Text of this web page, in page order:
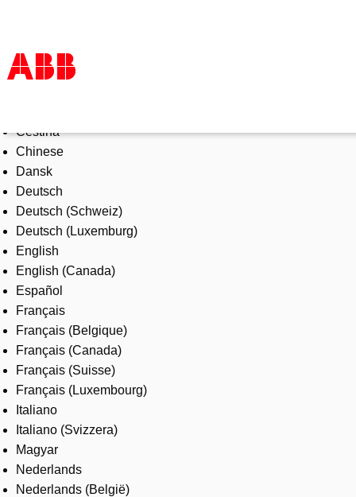
Products & Solutions
Industries
Services
About us
Where to buy
Contact us
Careers
Čeština
Chinese
Dansk
Deutsch
Deutsch (Schweiz)
Deutsch (Luxemburg)
English
English (Canada)
Español
Français
Français (Belgique)
Français (Canada)
Français (Suisse)
Français (Luxembourg)
Italiano
Italiano (Svizzera)
Magyar
Nederlands
Nederlands (België)